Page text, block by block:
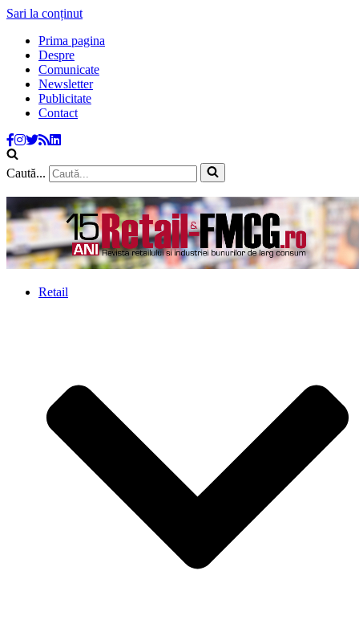
Sari la conținut
Prima pagina
Despre
Comunicate
Newsletter
Publicitate
Contact
Caută...
Retail